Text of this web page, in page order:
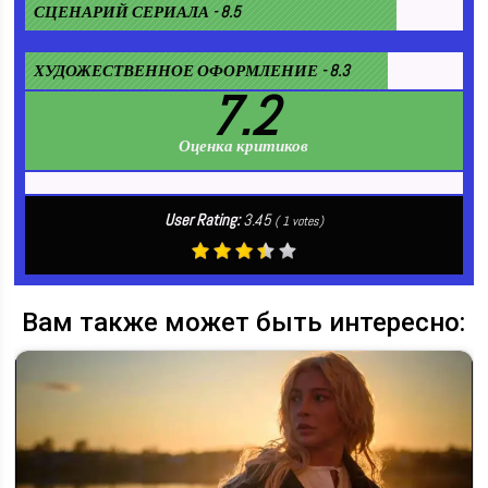
СЦЕНАРИЙ СЕРИАЛА - 8.5
ХУДОЖЕСТВЕННОЕ ОФОРМЛЕНИЕ - 8.3
7.2
Оценка критиков
User Rating:3.45 (1votes)
Вам также может быть интересно: